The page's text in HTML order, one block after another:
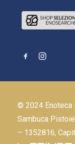
© 2024 Enoteca
Sambuca
– 1352816,